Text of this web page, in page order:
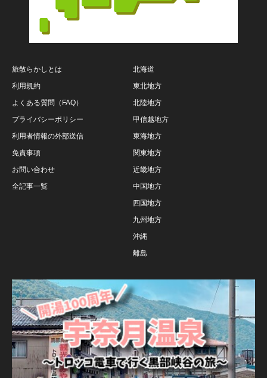
旅散らかしとは
利用規約
よくある質問（FAQ）
プライバシーポリシー
利用者情報の外部送信
免責事項
お問い合わせ
全記事一覧
北海道
東北地方
北陸地方
甲信越地方
東海地方
関東地方
近畿地方
中国地方
四国地方
九州地方
沖縄
離島